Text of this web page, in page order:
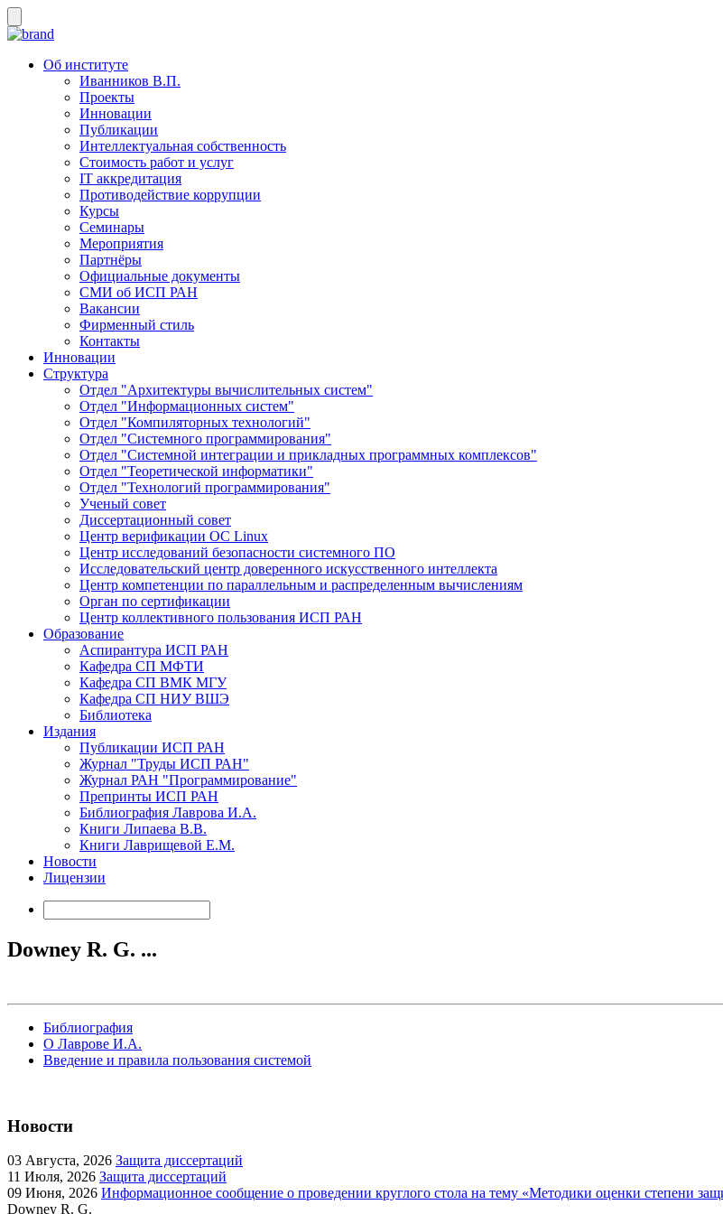
Об институте
Иванников В.П.
Проекты
Инновации
Публикации
Интеллектуальная собственность
Стоимость работ и услуг
IT аккредитация
Противодействие коррупции
Курсы
Семинары
Мероприятия
Партнёры
Официальные документы
СМИ об ИСП РАН
Вакансии
Фирменный стиль
Контакты
Инновации
Структура
Отдел "Архитектуры вычислительных систем"
Отдел "Информационных систем"
Отдел "Компиляторных технологий"
Отдел "Системного программирования"
Отдел "Системной интеграции и прикладных программных комплексов"
Отдел "Теоретической информатики"
Отдел "Технологий программирования"
Ученый совет
Диссертационный совет
Центр верификации ОС Linux
Центр исследований безопасности системного ПО
Исследовательский центр доверенного искусственного интеллекта
Центр компетенции по параллельным и распределенным вычислениям
Орган по сертификации
Центр коллективного пользования ИСП РАН
Образование
Аспирантура ИСП РАН
Кафедра СП МФТИ
Кафедра СП ВМК МГУ
Кафедра СП НИУ ВШЭ
Библиотека
Издания
Публикации ИСП РАН
Журнал "Труды ИСП РАН"
Журнал РАН "Программирование"
Препринты ИСП РАН
Библиография Лаврова И.А.
Книги Липаева В.В.
Книги Лаврищевой Е.М.
Новости
Лицензии
Downey R. G. ...
Библиография
О Лаврове И.А.
Введение и правила пользования системой
Новости
03 Августа, 2026 Защита диссертаций
11 Июля, 2026 Защита диссертаций
09 Июня, 2026 Информационное сообщение о проведении круглого стола на тему «Методики оценки степени
Downey R. G.